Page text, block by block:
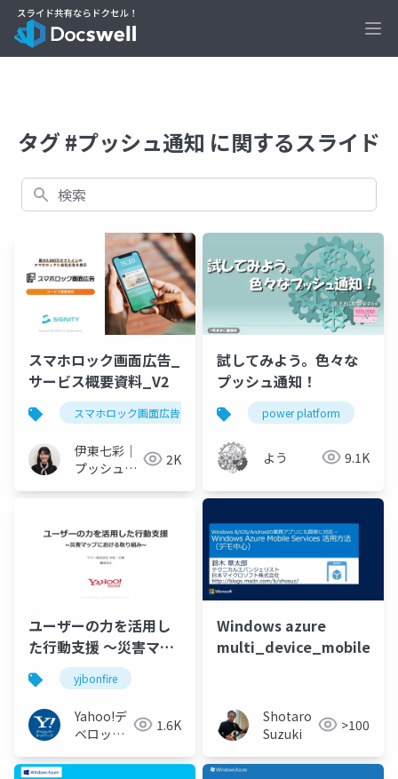
タグ #プッシュ通知 に関するスライド
検索
スマホロック画面広告_
サービス概要資料_V2
スマホロック画面広告 プッシュ通知 webプッシ
伊東七彩｜
プッシュ通
2K
試してみよう。色々な
プッシュ通知！
power platform
よう 9.1K
ユーザーの力を活用し
た行動支援 〜災害マッ
プにおける取り組み〜
yjbonfire
Yahoo!デ
ベロッパ
ワーク
1.6K
Windows azure
Shotaro
Suzuki
>100